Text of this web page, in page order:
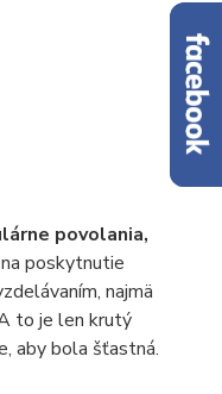
povolania,
poskytnutie
najmä
to je len krutý
aby bola šťastná.